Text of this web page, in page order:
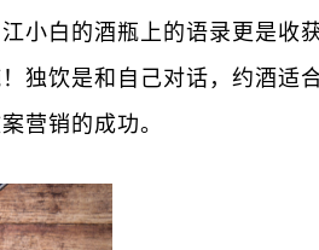
小白的酒瓶上的语录更是收
独饮是和自己对话，约酒适
营销的成功。